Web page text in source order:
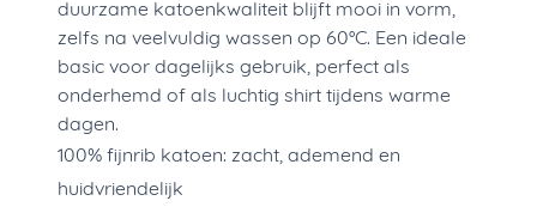
duurzame katoenkwaliteit blijft mooi in vorm,
zelfs na veelvuldig wassen op 60°C. Een ideale
basic voor dagelijks gebruik, perfect als
onderhemd of als luchtig shirt tijdens warme
dagen.
100% fijnrib katoen: zacht, ademend en
huidvriendelijk